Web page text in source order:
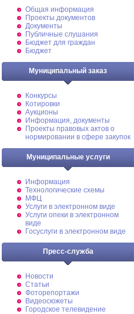
Общая информация
Проекты документов
Документы
Публичные слушания
Бюджет для граждан
Бюджет
Муниципальный заказ
Конкурсы
Котировки
Аукционы
Информация, документы
Проекты правовых актов о
нормировании в сфере закупок
Муниципальные услуги
Информация
Технологические схемы
МФЦ
Услуги в электронном виде
Услуги опеки в электронном
виде
Госуслуги в электронном виде
Пресс-служба
Новости
Статьи
Фоторепортажи
Видеосюжеты
Городское телевидение